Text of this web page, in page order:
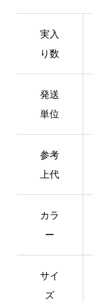
実入
り数
発送
単位
参考
上代
カラ
ー
サイ
ズ